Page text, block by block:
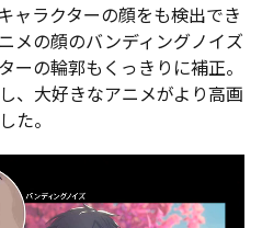
ャラクターの顔をも検出でき
メの顔のバンディングノイズ
ーの輪郭もくっきりに補正。
、大好きなアニメがより高画
た。